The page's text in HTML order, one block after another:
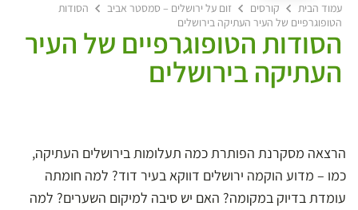
עמוד הבית קורסים זום על ירושלים – סמסטר אביב
הסודות
הטופוגרפיים של העיר העתיקה בירושלים
הסודות הטופוגרפיים של העיר
העתיקה בירושלים
הרצאה מסקרנת הפותרת כמה תעלומות בירושלים העתיקה,
כמו – מדוע הוקמה ירושלים דווקא בעיר דוד? למה חומתה
עומדת בדיוק במקומה? האם יש סיבה למיקום השערים? למה